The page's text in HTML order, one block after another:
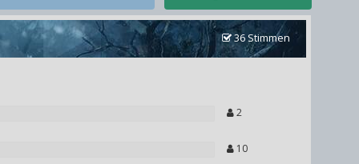
36 Stimmen
2
10